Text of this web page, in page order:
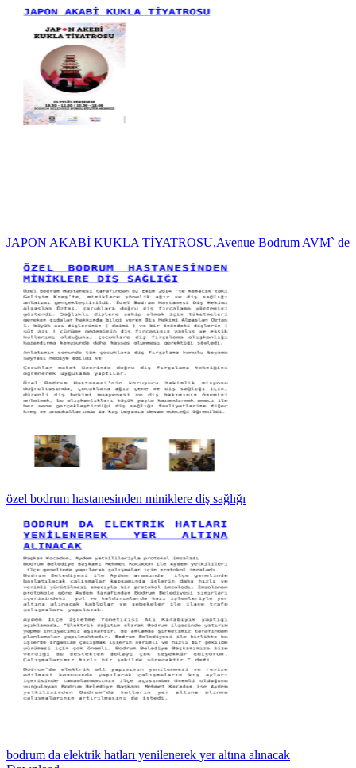
JAPON AKABİ KUKLA TİYATROSU,Avenue Bodrum AVM` de
özel bodrum hastanesinden miniklere diş sağlığı
bodrum da elektrik hatları yenilenerek yer altına alınacak